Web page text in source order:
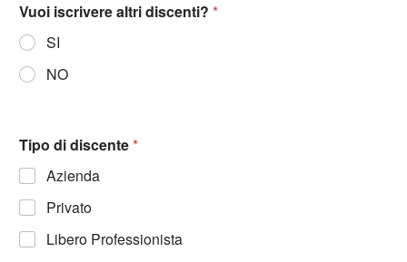
Vuoi iscrivere altri discenti? *
SI
NO
Tipo di discente*
Azienda
Privato
Libero Professionista